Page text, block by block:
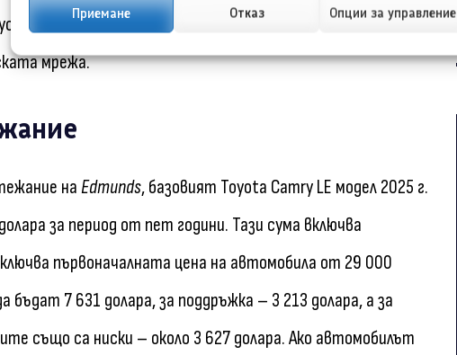
Приемане Отказ Опции за управление
зад волана, впечатляващите 92/100 за остатъчна
мрежа.
наEdmunds, базовият Toyota Camry LE модел 2025 г.
за период от пет години. Тази сума включва
първоначалната цена на автомобила от 29 000
бъдат 7 631 долара, за поддръжка – 3 213 долара, а за
също са ниски – около 3 627 долара. Ако автомобилът